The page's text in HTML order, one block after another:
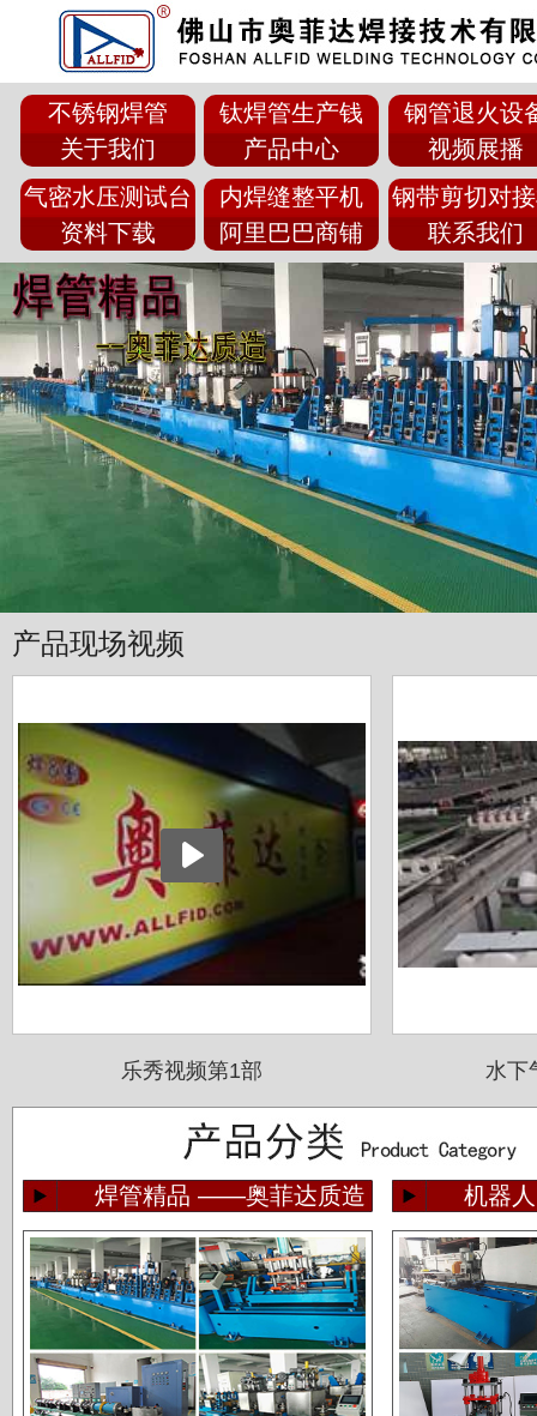
不锈钢焊管
关于我们
钛焊管生产钱
产品中心
钢管退火设
视频展播
气密水压测试台
资料下载
内焊缝整平机
阿里巴巴商铺
钢带剪切对
联系我们
产品现场视频
乐秀视频第1部 水下
焊管精品 ——奥菲达质造 机器